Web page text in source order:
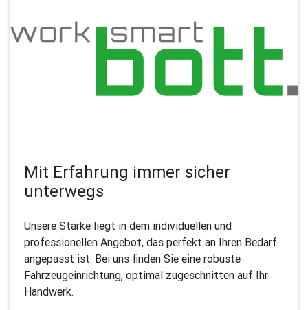
Mit Erfahrung immer sicher
unterwegs
Unsere Stärke liegt in dem individuellen und
professionellen Angebot, das perfekt an Ihren Bedarf
angepasst ist. Bei uns finden Sie eine robuste
Fahrzeugeinrichtung, optimal zugeschnitten auf Ihr
Handwerk.